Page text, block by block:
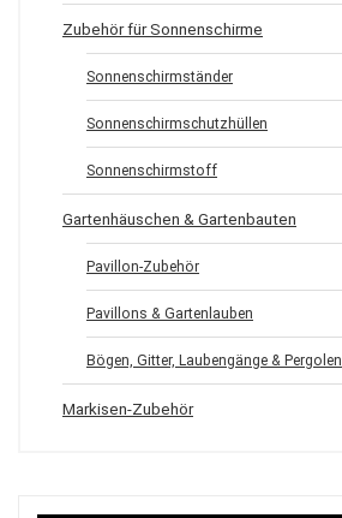
Zubehör für Sonnenschirme
Sonnenschirmständer
Sonnenschirmschutzhüllen
Sonnenschirmstoff
Gartenhäuschen & Gartenbauten
Pavillon-Zubehör
Pavillons & Gartenlauben
Bögen, Gitter, Laubengänge & Pergolen
Markisen-Zubehör